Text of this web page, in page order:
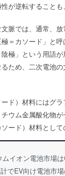
が逆転することも
脈では、通常、
＝カソード」と
極」という用語
ため、二次電池
ド）材料にはグ
ウム金属酸化物
ード）材料として
イオン電池市場
でEV向け電池市